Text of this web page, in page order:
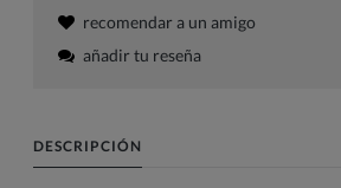
recomendar a un amigo
añadir tu reseña
DESCRIPCIÓN